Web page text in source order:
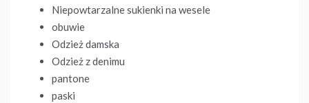
Niepowtarzalne sukienki na wesele
obuwie
Odzież damska
Odzież z denimu
pantone
paski